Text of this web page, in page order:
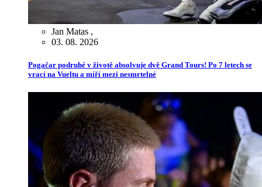
Jan Matas ,
03. 08. 2026
Pogačar podruhé v životě absolvuje dvě Grand Tours! Po 7 letech se
vrací na Vueltu a míří mezi nesmrtelné